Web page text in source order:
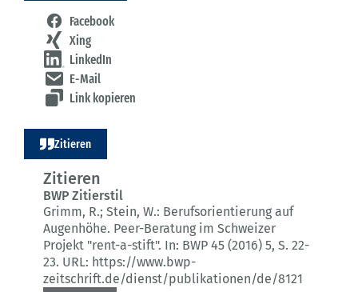
Facebook
Xing
LinkedIn
E-Mail
Link kopieren
Zitieren
Zitieren
BWP Zitierstil
Grimm, R.; Stein, W.: Berufsorientierung auf
Augenhöhe. Peer-Beratung im Schweizer
Projekt "rent-a-stift". In: BWP 45 (2016) 5, S. 22-
23. URL: https://www.bwp-
zeitschrift.de/dienst/publikationen/de/8121